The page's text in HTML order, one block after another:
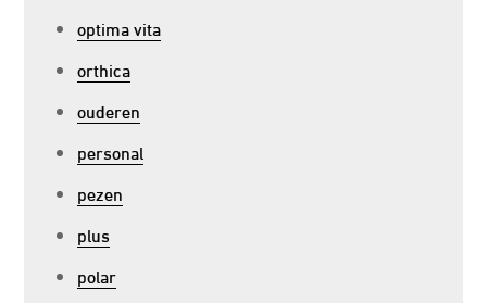
optima vita
orthica
ouderen
personal
pezen
plus
polar